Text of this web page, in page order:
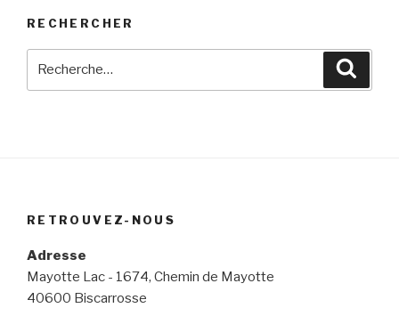
RECHERCHER
RETROUVEZ-NOUS
Adresse
Mayotte Lac - 1674, Chemin de Mayotte
40600 Biscarrosse